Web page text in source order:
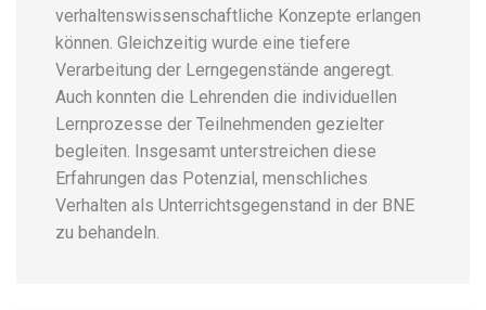
verhaltenswissenschaftliche Konzepte erlangen
können. Gleichzeitig wurde eine tiefere
Verarbeitung der Lerngegenstände angeregt.
Auch konnten die Lehrenden die individuellen
Lernprozesse der Teilnehmenden gezielter
begleiten. Insgesamt unterstreichen diese
Erfahrungen das Potenzial, menschliches
Verhalten als Unterrichtsgegenstand in der BNE
zu behandeln.